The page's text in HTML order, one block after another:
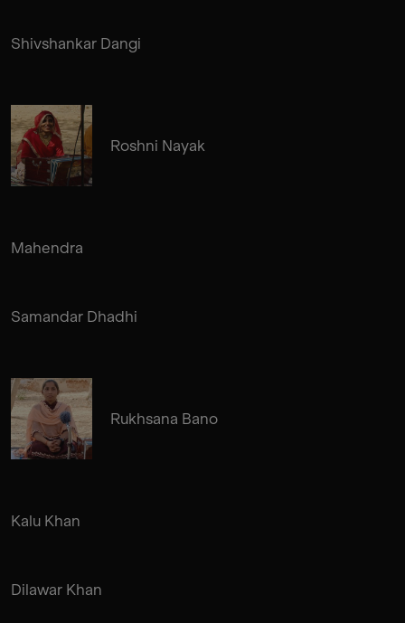
Shivshankar Dangi
Roshni Nayak
Mahendra
Samandar Dhadhi
Rukhsana Bano
Kalu Khan
Dilawar Khan